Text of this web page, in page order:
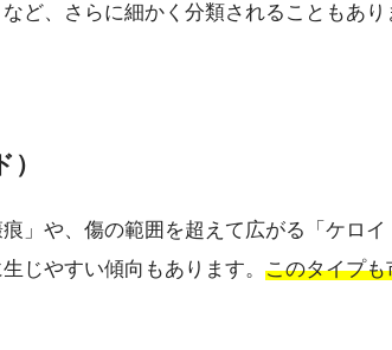
ど、さらに細かく分類されることもあり
」や、傷の範囲を超えて広がる「ケロ
じやすい傾向もあります。 このタイプ